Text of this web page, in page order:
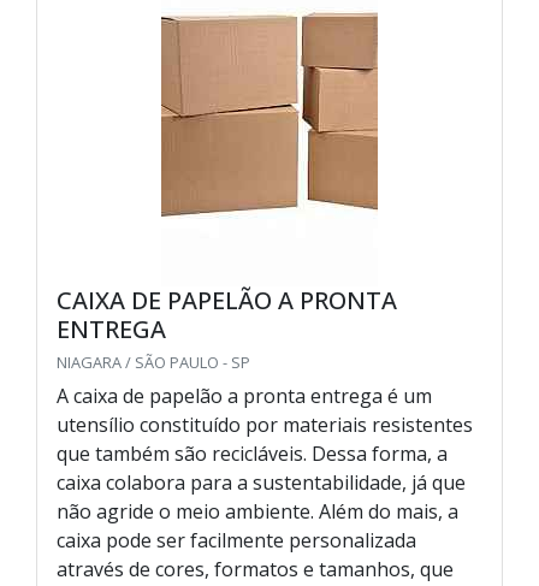
CAIXA DE PAPELÃO A PRONTA
ENTREGA
NIAGARA / SÃO PAULO - SP
A caixa de papelão a pronta entrega é um
utensílio constituído por materiais resistentes
que também são recicláveis. Dessa forma, a
caixa colabora para a sustentabilidade, já que
não agride o meio ambiente. Além do mais, a
caixa pode ser facilmente personalizada
através de cores, formatos e tamanhos, que